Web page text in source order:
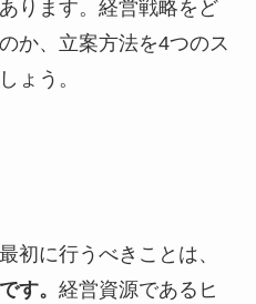
ります。経営戦略をど
か、立案方法を4つのス
ょう。
初に行うべきことは、
す。 経営資源であるヒ